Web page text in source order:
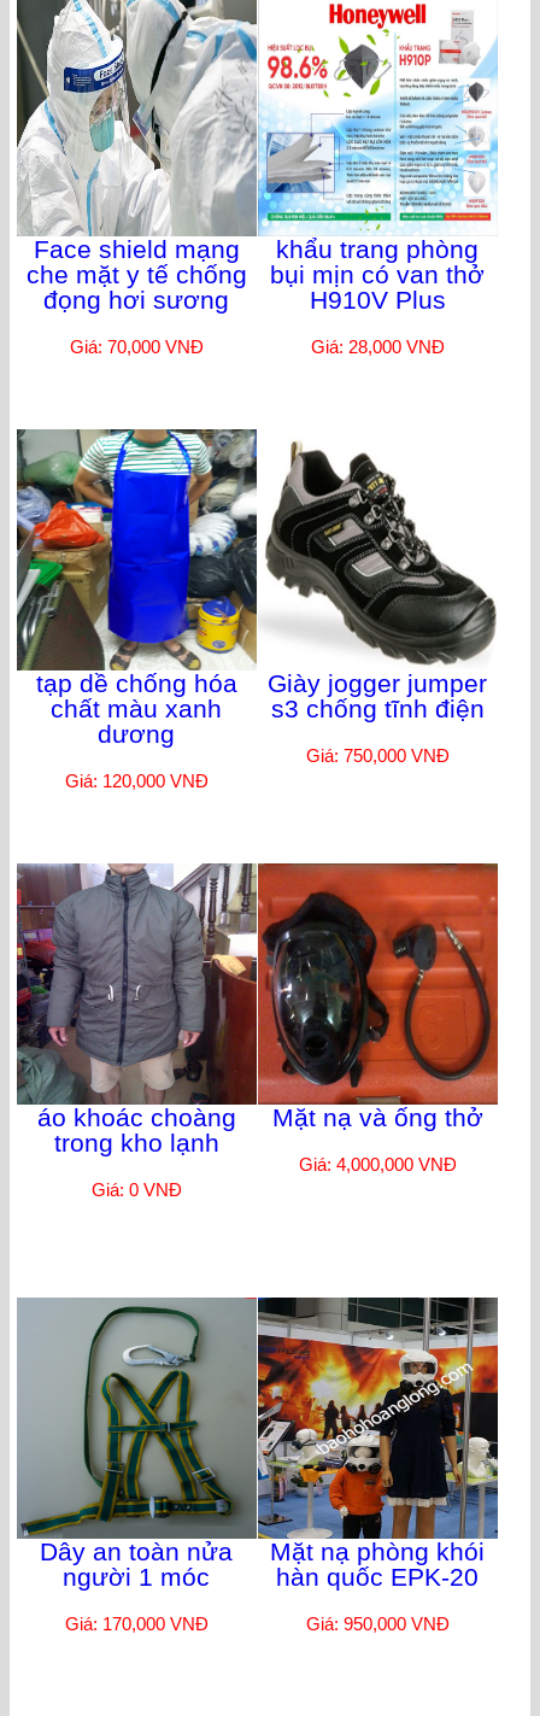
Face shield mạng
che mặt y tế chống
đọng hơi sương
Giá: 70,000 VNĐ
khẩu trang phòng
bụi mịn có van thở
H910V Plus
Giá: 28,000 VNĐ
tạp dề chống hóa
chất màu xanh
dương
Giá: 120,000 VNĐ
Giày jogger jumper
s3 chống tĩnh điện
Giá: 750,000 VNĐ
áo khoác choàng
trong kho lạnh
Giá: 0 VNĐ
Mặt nạ và ống thở
Giá: 4,000,000 VNĐ
Dây an toàn nửa
người 1 móc
Giá: 170,000 VNĐ
Mặt nạ phòng khói
hàn quốc EPK-20
Giá: 950,000 VNĐ